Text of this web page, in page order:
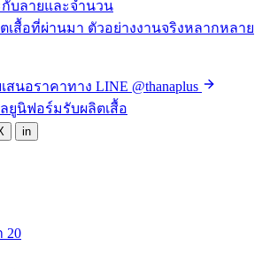
บลายและจำนวน
เสื้อที่ผ่านมา ตัวอย่างงานจริงหลากหลาย
นอราคาทาง LINE @thanaplus
ยูนิฟอร์มรับผลิตเสื้อ
in
20